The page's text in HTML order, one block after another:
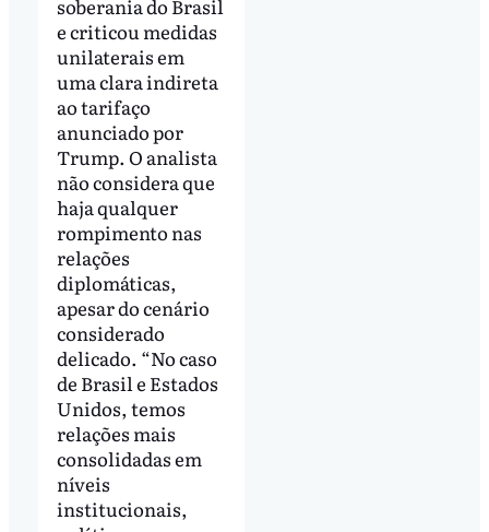
soberania do Brasil
e criticou medidas
unilaterais em
uma clara indireta
ao tarifaço
anunciado por
Trump. O analista
não considera que
haja qualquer
rompimento nas
relações
diplomáticas,
apesar do cenário
considerado
delicado. “No caso
de Brasil e Estados
Unidos, temos
relações mais
consolidadas em
níveis
institucionais,